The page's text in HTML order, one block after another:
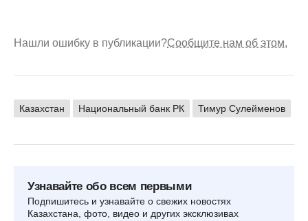
Нашли ошибку в публикации?Сообщите нам об этом.
Казахстан Национальный банк РК Тимур Сулейменов
Узнавайте обо всем первыми
Подпишитесь и узнавайте о свежих новостях
Казахстана, фото, видео и других эксклюзивах